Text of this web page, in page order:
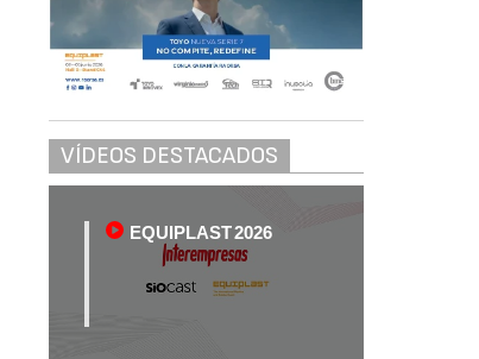
VÍDEOS DESTACADOS
EQUIPLAST 2026